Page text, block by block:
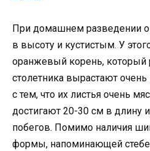
При домашнем разведении
в высоту и кустистым. У
оранжевый корень, который
столетника вырастают
с тем, что их листья очень
достигают 20-30 см в длину
побегов. Помимо наличия
формы, напоминающей